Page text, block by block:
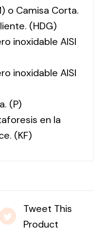
o Camisa Corta.
(HDG)
inoxidable AISI
inoxidable AISI
(P)
en la
(KF)
Tweet This
Product